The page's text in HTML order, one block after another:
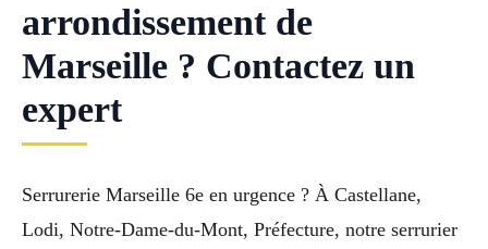
arrondissement de
Marseille ? Contactez un
expert
Serrurerie Marseille 6e en urgence ? À Castellane,
Lodi, Notre-Dame-du-Mont, Préfecture, notre serrurier